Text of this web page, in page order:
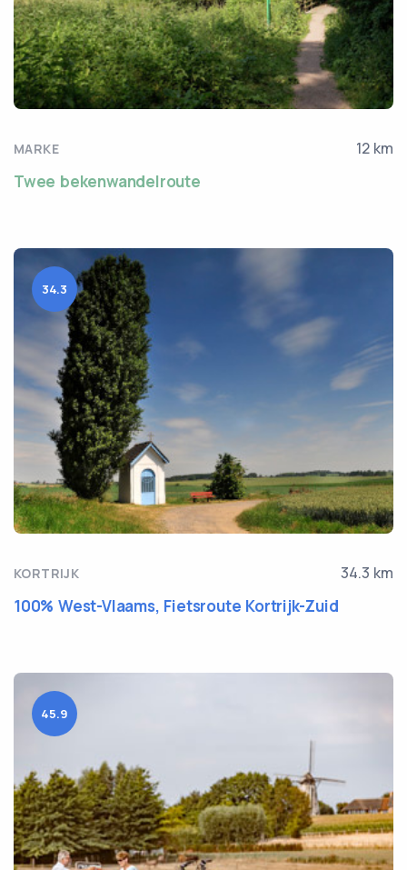
MARKE 12 km
Twee bekenwandelroute
34.3
KORTRIJK 34.3 km
100% West-Vlaams, Fietsroute Kortrijk-Zuid
45.9